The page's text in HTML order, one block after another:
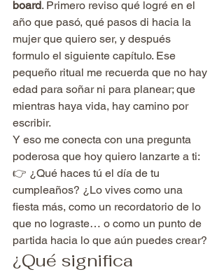
board. Primero reviso qué logré en el
año que pasó, qué pasos di hacia la
mujer que quiero ser, y después
formulo el siguiente capítulo. Ese
pequeño ritual me recuerda que no hay
edad para soñar ni para planear; que
mientras haya vida, hay camino por
escribir.
Y eso me conecta con una pregunta
poderosa que hoy quiero lanzarte a ti:
👉 ¿Qué haces tú el día de tu
cumpleaños? ¿Lo vives como una
fiesta más, como un recordatorio de lo
que no lograste… o como un punto de
partida hacia lo que aún puedes crear?
¿Qué significa